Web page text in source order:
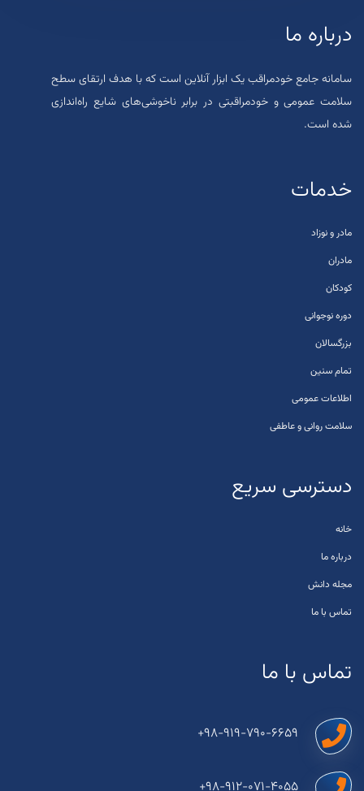
درباره ما
سامانه جامع خودمراقب یک ابزار آنلاین است که با هدف ارتقای سطح
سلامت عمومی و خودمراقبتی در برابر ناخوشی‌های شایع راه‌اندازی
شده است.
خدمات
مادر و نوزاد
مادران
کودکان
دوره نوجوانی
بزرگسالان
تمام سنین
اطلاعات عمومی
سلامت روانی و عاطفی
دسترسی سریع
خانه
درباره ما
مجله دانش
تماس با ما
تماس با ما
+98-919-790-6659